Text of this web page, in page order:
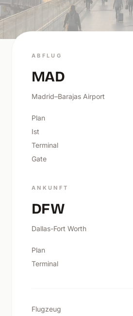
ABFLUG
MAD
Madrid–Barajas Airport
Plan
Ist
Terminal
Gate
ANKUNFT
DFW
Dallas-Fort Worth
Plan
Terminal
Flugzeug